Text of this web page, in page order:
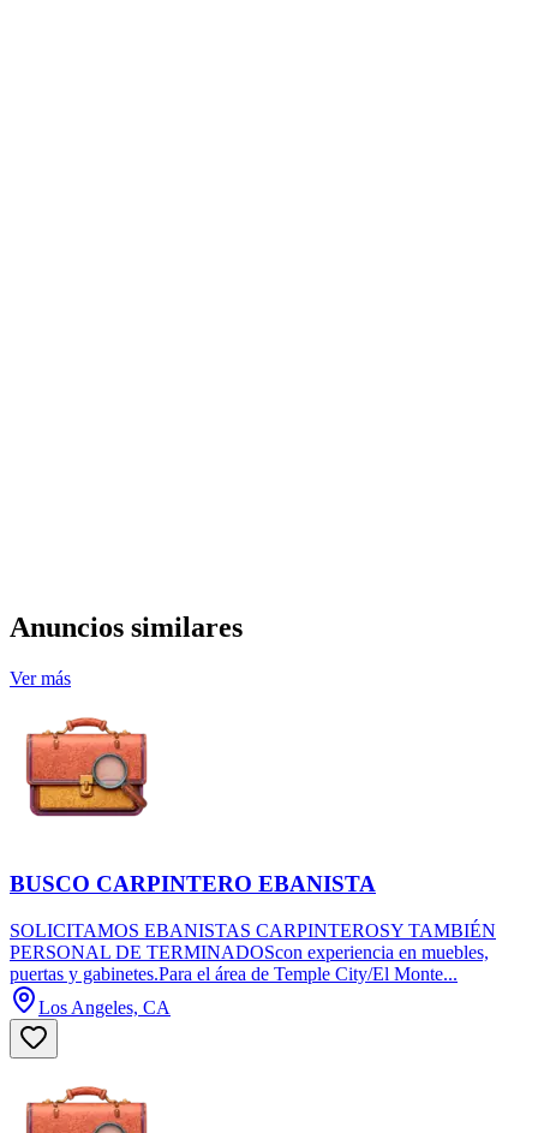
Anuncios similares
Ver más
BUSCO CARPINTERO EBANISTA
SOLICITAMOS EBANISTAS CARPINTEROSY TAMBIÉN
PERSONAL DE TERMINADOScon experiencia en muebles,
puertas y gabinetes.Para el área de Temple City/El Monte...
Los Angeles, CA